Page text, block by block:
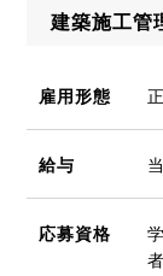
建築施工管
雇用形態
給与
応募資格